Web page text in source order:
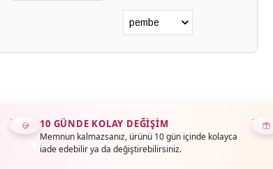
10 GÜNDE KOLAY DEĞIŞIM
Memnun kalmazsanız, ürünü 10 gün içinde kolayca
iade edebilir ya da değiştirebilirsiniz.